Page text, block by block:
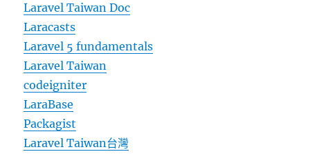
Laravel Taiwan Doc
Laracasts
Laravel 5 fundamentals
Laravel Taiwan
codeigniter
LaraBase
Packagist
Laravel Taiwan台灣